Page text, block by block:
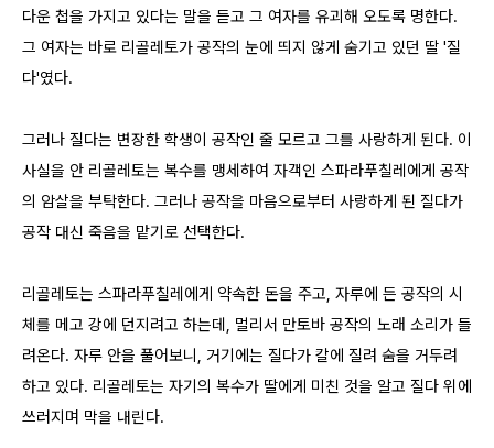
다운 첩을 가지고 있다는 말을 듣고 그 여자를 유괴해 오도록 명한다.
그 여자는 바로 리골레토가 공작의 눈에 띄지 않게 숨기고 있던 딸 '질
다'였다.
그러나 질다는 변장한 학생이 공작인 줄 모르고 그를 사랑하게 된다. 이
사실을 안 리골레토는 복수를 맹세하여 자객인 스파라푸칠레에게 공작
의 암살을 부탁한다. 그러나 공작을 마음으로부터 사랑하게 된 질다가
공작 대신 죽음을 맡기로 선택한다.
리골레토는 스파라푸칠레에게 약속한 돈을 주고, 자루에 든 공작의 시
체를 메고 강에 던지려고 하는데, 멀리서 만토바 공작의 노래 소리가 들
려온다. 자루 안을 풀어보니, 거기에는 질다가 칼에 질려 숨을 거두려
하고 있다. 리골레토는 자기의 복수가 딸에게 미친 것을 알고 질다 위에
쓰러지며 막을 내린다.